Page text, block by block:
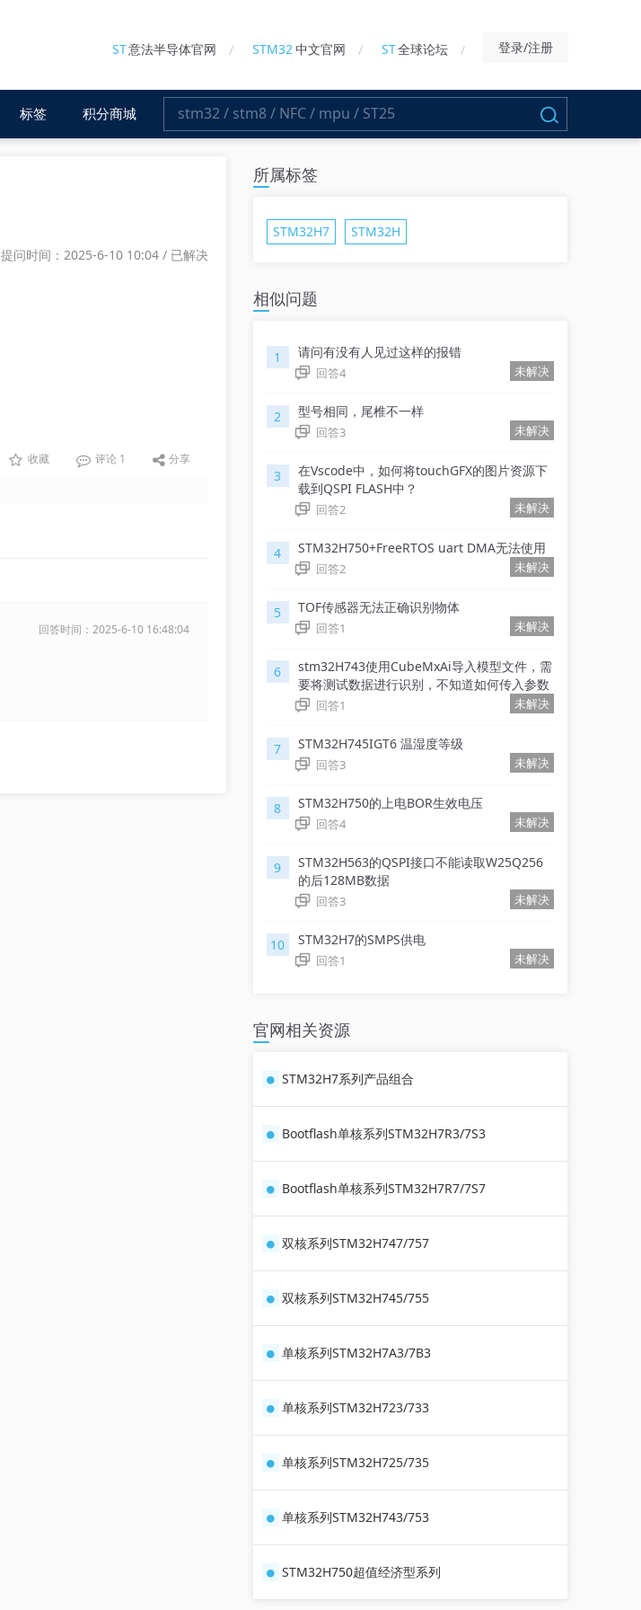
ST意法半导体官网 STM32中文官网 ST全球论坛 登录/注册
标签 积分商城
提问时间：2025-6-10 10:04 / 已解决
收藏 评论 1 分享
回答时间：2025-6-10 16:48:04
所属标签
STM32H7 STM32H
相似问题
1 请问有没有人见过这样的报错
回答4 未解决
2 型号相同，尾椎不一样
回答3 未解决
3
在Vscode中，如何将touchGFX的图片资源下
载到QSPI FLASH中？
回答2 未解决
4 STM32H750+FreeRTOS uart DMA无法使用
回答2 未解决
5 TOF传感器无法正确识别物体
回答1 未解决
6
stm32H743使用CubeMxAi导入模型文件，需
要将测试数据进行识别，不知道如何传入参数
回答1 未解决
7 STM32H745IGT6 温湿度等级
回答3 未解决
8 STM32H750的上电BOR生效电压
回答4 未解决
9
STM32H563的QSPI接口不能读取W25Q256
的后128MB数据
回答3 未解决
10 STM32H7的SMPS供电
回答1 未解决
官网相关资源
STM32H7系列产品组合
Bootflash单核系列STM32H7R3/7S3
Bootflash单核系列STM32H7R7/7S7
双核系列STM32H747/757
双核系列STM32H745/755
单核系列STM32H7A3/7B3
单核系列STM32H723/733
单核系列STM32H725/735
单核系列STM32H743/753
STM32H750超值经济型系列